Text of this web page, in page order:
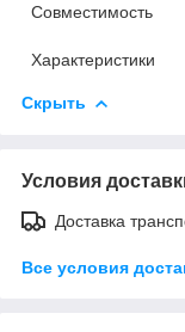
Совместимость
Характеристики
Скрыть
Условия
Доставка
Все условия